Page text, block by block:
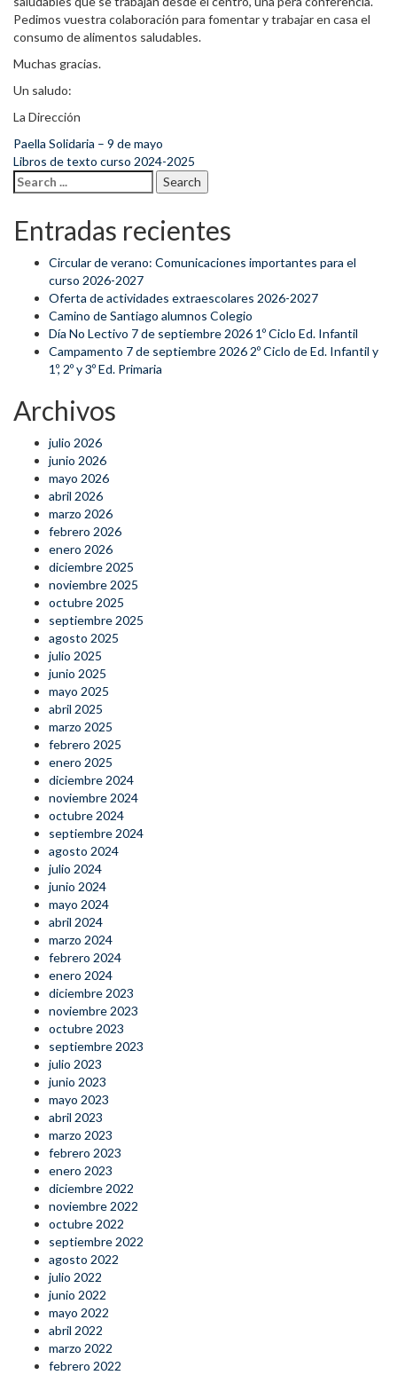
Pedimos vuestra colaboración para fomentar y trabajar en casa el
consumo de alimentos saludables.
Muchas gracias.
Un saludo:
La Dirección
Post navigation
Paella Solidaria – 9 de mayo
Libros de texto curso 2024-2025
Search for:
Entradas recientes
Circular de verano: Comunicaciones importantes para el
curso 2026-2027
Oferta de actividades extraescolares 2026-2027
Camino de Santiago alumnos Colegio
Día No Lectivo 7 de septiembre 2026 1º Ciclo Ed. Infantil
Campamento 7 de septiembre 2026 2º Ciclo de Ed. Infantil y
1º, 2º y 3º Ed. Primaria
Archivos
julio 2026
junio 2026
mayo 2026
abril 2026
marzo 2026
febrero 2026
enero 2026
diciembre 2025
noviembre 2025
octubre 2025
septiembre 2025
agosto 2025
julio 2025
junio 2025
mayo 2025
abril 2025
marzo 2025
febrero 2025
enero 2025
diciembre 2024
noviembre 2024
octubre 2024
septiembre 2024
agosto 2024
julio 2024
junio 2024
mayo 2024
abril 2024
marzo 2024
febrero 2024
enero 2024
diciembre 2023
noviembre 2023
octubre 2023
septiembre 2023
julio 2023
junio 2023
mayo 2023
abril 2023
marzo 2023
febrero 2023
enero 2023
diciembre 2022
noviembre 2022
octubre 2022
septiembre 2022
agosto 2022
julio 2022
junio 2022
mayo 2022
abril 2022
marzo 2022
febrero 2022